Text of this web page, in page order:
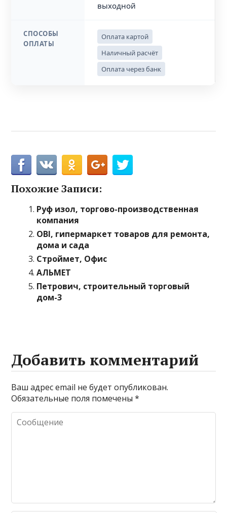
выходной
СПОСОБЫ
ОПЛАТЫ
Оплата картой
Наличный расчёт
Оплата через банк
Похожие Записи:
Руф изол, торгово-производственная
компания
OBI, гипермаркет товаров для ремонта,
дома и сада
Строймет, Офис
АЛЬМЕТ
Петрович, строительный торговый
дом-3
Добавить комментарий
Ваш адрес email не будет опубликован.
Обязательные поля помечены*